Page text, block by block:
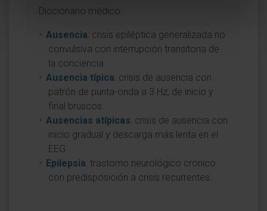
Diccionario médico:
Ausencia: crisis epiléptica generalizada no
convulsiva con interrupción transitoria de
la conciencia.
Ausencia típica: crisis de ausencia con
patrón de punta-onda a 3 Hz, de inicio y
final bruscos.
Ausencias atípicas: crisis de ausencia con
inicio gradual y descarga más lenta en el
EEG.
Epilepsia: trastorno neurológico crónico
con predisposición a crisis recurrentes.